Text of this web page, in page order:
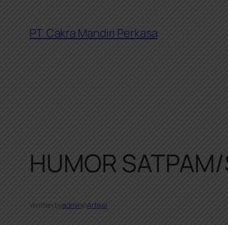
content
PT. Cakra Mandiri Perkasa
HUMOR
Written byadmininArtikel